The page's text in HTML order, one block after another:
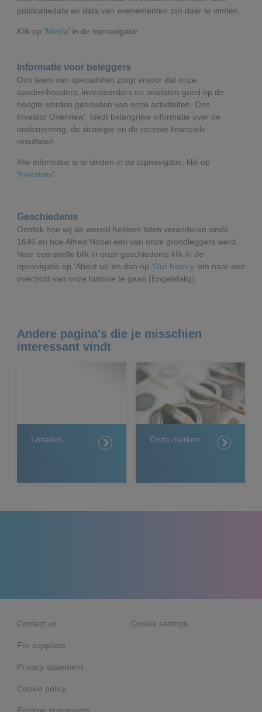
publicatiedata en data van evenementen zijn daar te vinden.
Klik op ‘Media’ in de topnavigatie
Informatie voor beleggers
Ons team van specialisten zorgt ervoor dat onze
aandeelhouders, investeerders en analisten goed op de
hoogte worden gehouden van onze activiteiten. Ons ‘
Investor Overview’ biedt belangrijke informatie over de
onderneming, de strategie en de recente financiële
resultaten.
Alle informatie is te vinden in de topnavigatie, klik op
‘Investors’
Geschiedenis
Ontdek hoe wij de wereld hebben laten veranderen sinds
1646 en hoe Alfred Nobel één van onze grondleggers werd.
Voor een snelle blik in onze geschiedenis klik in de
opnavigatie op ‘About us’ en dan op ‘Our history’ om naar een
overzicht van onze historie te gaan (Engelstalig).
Andere pagina's die je misschien
interessant vindt
Locaties Onze merken
Contact us
For suppliers
Privacy statement
Cookie policy
Cookie settings